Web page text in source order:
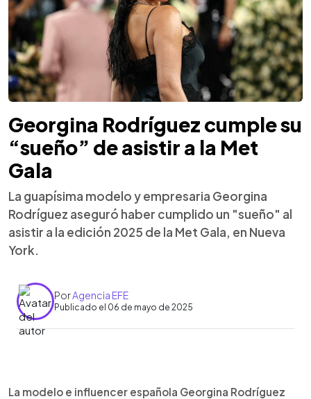
Georgina Rodríguez cumple su
“sueño” de asistir a la Met
Gala
La guapísima modelo y empresaria Georgina
Rodríguez aseguró haber cumplido un "sueño" al
asistir a la edición 2025 de la Met Gala, en Nueva
York.
PorAgencia EFE
Publicado el 06 de mayo de 2025
► Escuchar artículo
La modelo e influencer española Georgina Rodríguez